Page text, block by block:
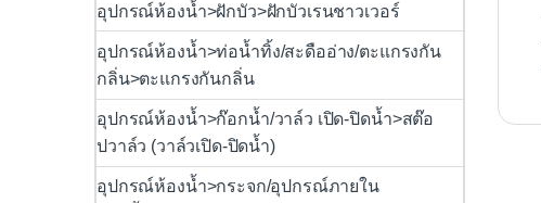
อุปกรณ์ห้องน้ำ>ฝักบัว>ฝักบัวเรนชาวเวอร์
อุปกรณ์ห้องน้ำ>ท่อน้ำทิ้ง/สะดืออ่าง/ตะแกรงกัน
กลิ่น>ตะแกรงกันกลิ่น
อุปกรณ์ห้องน้ำ>ก๊อกน้ำ/วาล์ว เปิด-ปิดน้ำ>สต๊อ
ปวาล์ว (วาล์วเปิด-ปิดน้ำ)
อุปกรณ์ห้องน้ำ>กระจก/อุปกรณ์ภายใน